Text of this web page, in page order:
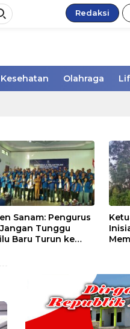
Redaksi
Kesehatan Olahraga
Sanam: Pengurus
Jangan Tunggu
Baru Turun ke